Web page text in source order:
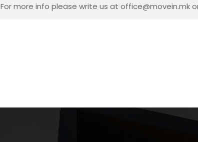
For more info please write us at office@movein.mk or